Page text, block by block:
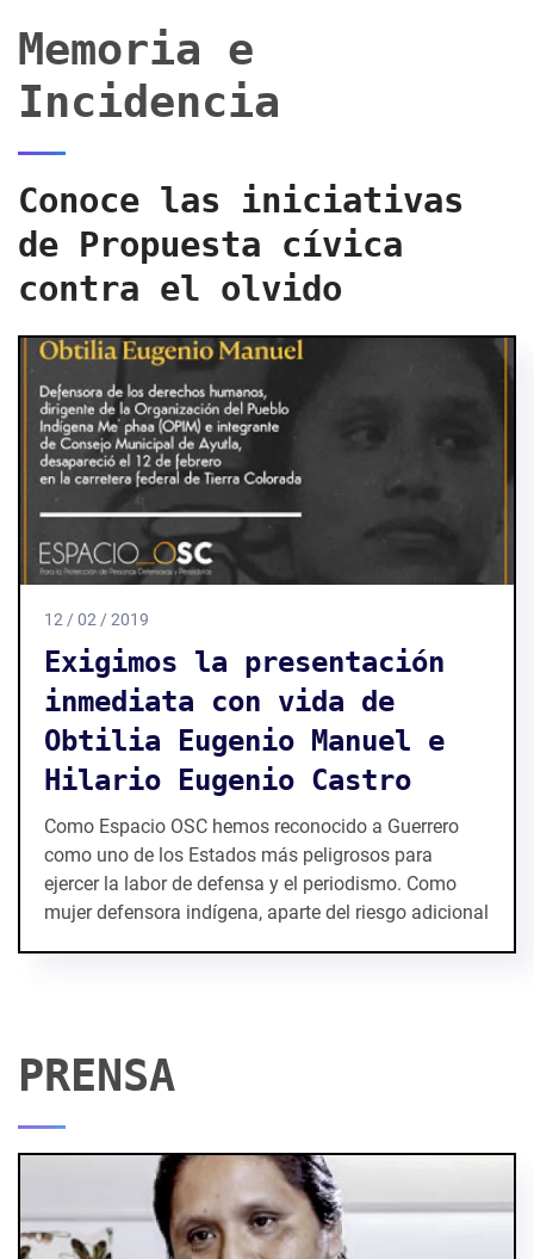
Memoria e
Incidencia
Conoce las iniciativas
de Propuesta cívica
contra el olvido
12 / 02 / 2019
Exigimos la presentación
inmediata con vida de
Obtilia Eugenio Manuel e
Hilario Eugenio Castro
Como Espacio OSC hemos reconocido a Guerrero
como uno de los Estados más peligrosos para
ejercer la labor de defensa y el periodismo. Como
mujer defensora indígena, aparte del riesgo adicional
PRENSA